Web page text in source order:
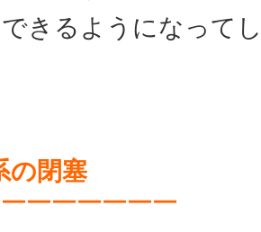
きるようになって
の閉塞
￣￣￣￣￣￣